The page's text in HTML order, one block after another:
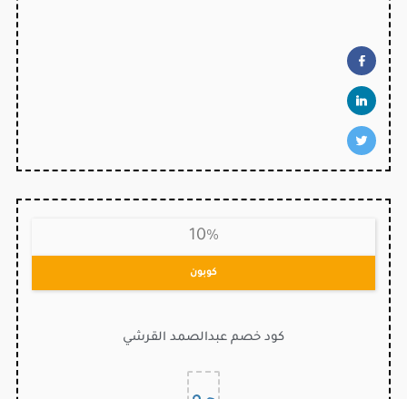
10%
كوبون
كود خصم عبدالصمد القرشي